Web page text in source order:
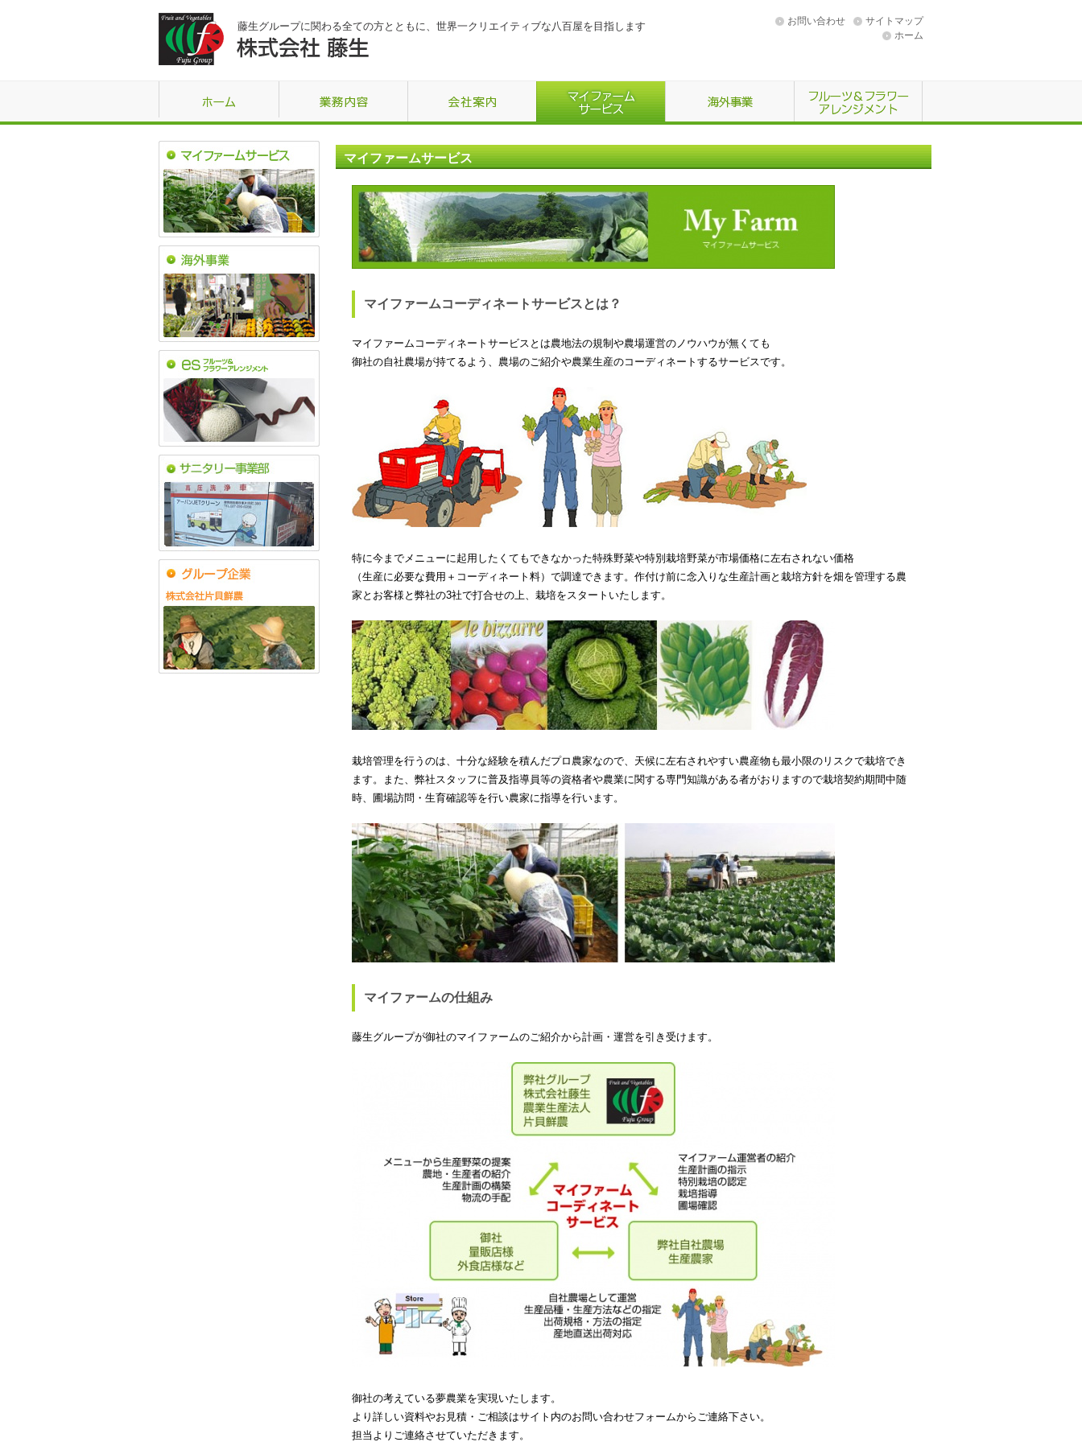
藤生グループに関わる全ての方とともに、世界一クリエイティブな八百屋を目指します サイトマップ
お問い合わせ
ホーム
マイファームサービス
マイファームコーディネートサービスとは？
マイファームコーディネートサービスとは農地法の規制や農場運営のノウハウが無くても
御社の自社農場が持てるよう、農場のご紹介や農業生産のコーディネートするサービスです。
特に今までメニューに起用したくてもできなかった特殊野菜や特別栽培野菜が市場価格に左右されない価格
（生産に必要な費用＋コーディネート料）で調達できます。作付け前に念入りな生産計画と栽培方針を畑を管理する農
家とお客様と弊社の3社で打合せの上、栽培をスタートいたします。
栽培管理を行うのは、十分な経験を積んだプロ農家なので、天候に左右されやすい農産物も最小限のリスクで栽培でき
ます。また、弊社スタッフに普及指導員等の資格者や農業に関する専門知識がある者がおりますので栽培契約期間中随
時、圃場訪問・生育確認等を行い農家に指導を行います。
マイファームの仕組み
藤生グループが御社のマイファームのご紹介から計画・運営を引き受けます。
御社の考えている夢農業を実現いたします。
より詳しい資料やお見積・ご相談はサイト内のお問い合わせフォームからご連絡下さい。
担当よりご連絡させていただきます。